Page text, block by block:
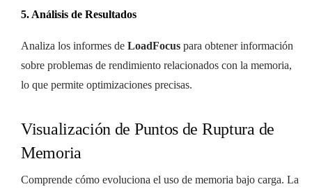
5. Análisis de Resultados
Analiza los informes de LoadFocus para obtener información
sobre problemas de rendimiento relacionados con la memoria,
lo que permite optimizaciones precisas.
Visualización de Puntos de Ruptura de
Memoria
Comprende cómo evoluciona el uso de memoria bajo carga. La